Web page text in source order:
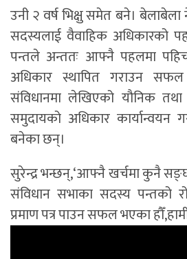
उनी २ वर्ष भिक्षु समेत बने।
सदस्यलाई वैवाहिक अधिकारको
पन्तले अन्ततः आफ्नै पहलमा
अधिकार स्थापित गराउन
संविधानमा लेखिएको यौनिक
समुदायको अधिकार कार्यान्वयन
बनेका छन्।
सुरेन्द्र भन्छन्,‘आफ्नै खर्चमा कुनै
संविधान सभाका सदस्य पन्तको
प्रमाण पत्र पाउन सफल भएका